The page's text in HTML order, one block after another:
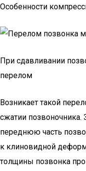
Особенности
При сдавливании
перелом
Возникает такой
сжатии позвоночника.
переднюю часть
к клиновидной
толщины позвонка